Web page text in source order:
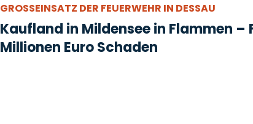
GROSSEINSATZ DER FEUERWEHR IN DESSAU
Kaufland in Mildensee in Flammen –
Millionen Euro Schaden